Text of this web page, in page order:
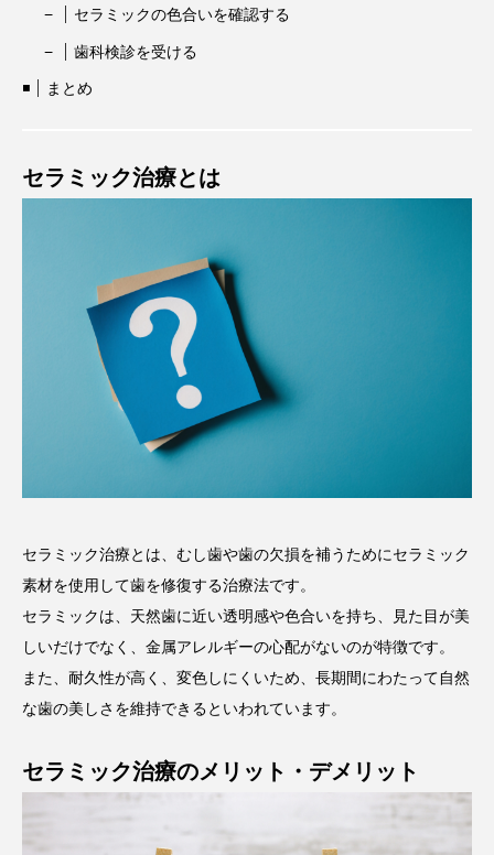
セラミックの色合いを確認する
歯科検診を受ける
まとめ
セラミック治療とは
セラミック治療とは、むし歯や歯の欠損を補うためにセラミック
素材を使用して歯を修復する治療法です。
セラミックは、天然歯に近い透明感や色合いを持ち、見た目が美
しいだけでなく、金属アレルギーの心配がないのが特徴です。
また、耐久性が高く、変色しにくいため、長期間にわたって自然
な歯の美しさを維持できるといわれています。
セラミック治療のメリット・デメリット